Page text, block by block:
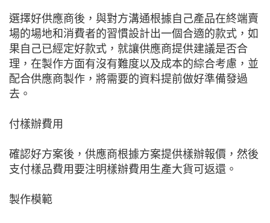
選擇好供應商後，與對方溝通根據自己產品在終端賣
場的場地和消費者的習慣設計出一個合適的款式，如
果自己已經定好款式，就讓供應商提供建議是否合
理，在製作方面有沒有難度以及成本的綜合考慮，並
配合供應商製作，將需要的資料提前做好準備發過
去。
付樣辦費用
確認好方案後，供應商根據方案提供樣辦報價，然後
支付樣品費用要注明樣辦費用生產大貨可返還。
製作模範